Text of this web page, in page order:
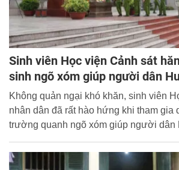
Sinh viên Học viện Cảnh sát
sinh ngõ xóm giúp người dân
Không quản ngại khó khăn, sinh viên
nhân dân đã rất hào hứng khi tham gia
trường quanh ngõ xóm giúp người dân